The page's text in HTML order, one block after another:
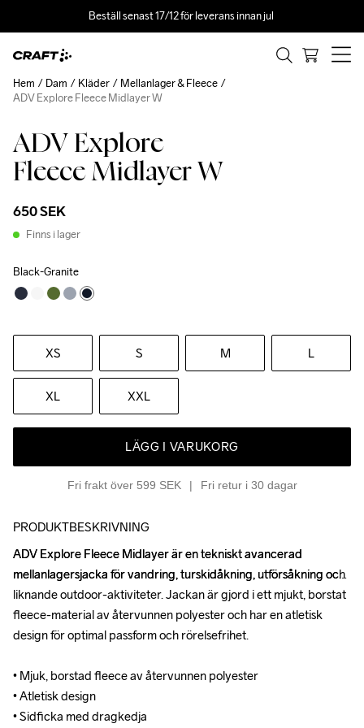
Beställ senast 17/12 för leverans innan jul
ADV Explore
Fleece Midlayer W
650 SEK
Finns i lager
Black-Granite
XS S M L
XL XXL
LÄGG I VARUKORG
Fri frakt över 599 SEK Fri retur i 30 dagar
Hem Dam Kläder
Mellanlager & Fleece
ADV Explore Fleece Midlayer W
Recycled
PRODUKTBESKRIVNING
ADV Explore Fleece Midlayer är en tekniskt avancerad
mellanlagersjacka för vandring, turskidåkning, utförsåkning och
liknande outdoor-aktiviteter. Jackan är gjord i ett mjukt, borstat
fleece-material av återvunnen polyester och har en atletisk
design för optimal passform och rörelsefrihet.
• Mjuk, borstad fleece av återvunnen polyester
• Atletisk design
• Sidficka med dragkedja
ADV Explore Fleece Midlayer är en tekniskt avancerad
mellanlagersjacka för vandring, turskidåkning, utförsåkning och
liknande outdoor-aktiviteter. Jackan är gjord i ett mjukt, borstat
fleece-material av återvunnen polyester och har en atletisk
design för optimal passform och rörelsefrihet.
• Mjuk, borstad fleece av återvunnen polyester
• Atletisk design
• Sidficka med dragkedja